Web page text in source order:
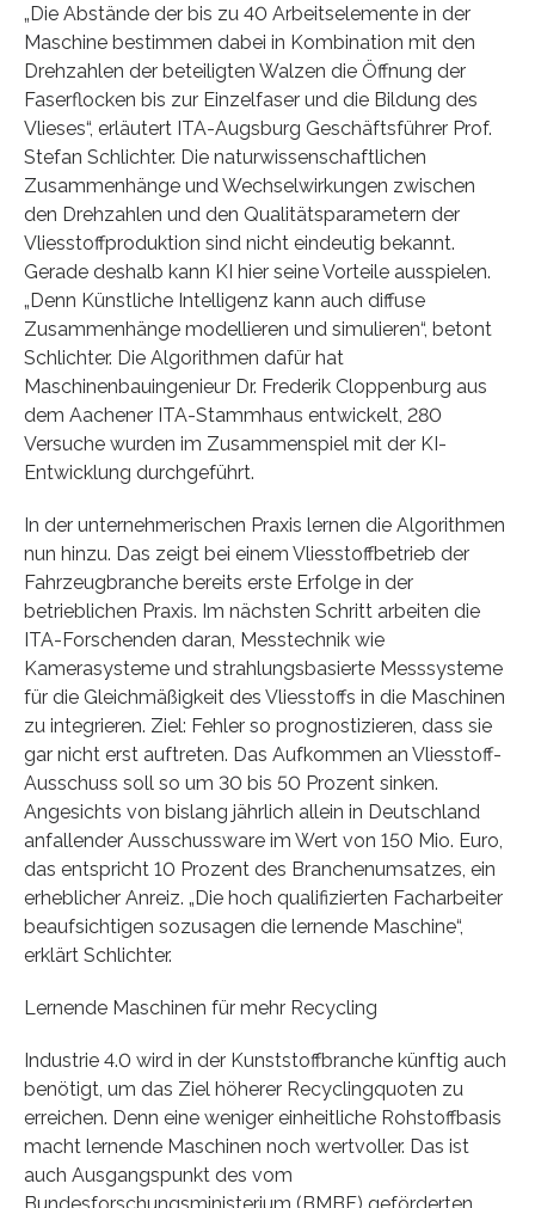
„Die Abstände der bis zu 40 Arbeitselemente in der
Maschine bestimmen dabei in Kombination mit den
Drehzahlen der beteiligten Walzen die Öffnung der
Faserflocken bis zur Einzelfaser und die Bildung des
Vlieses“, erläutert ITA-Augsburg Geschäftsführer Prof.
Stefan Schlichter. Die naturwissenschaftlichen
Zusammenhänge und Wechselwirkungen zwischen
den Drehzahlen und den Qualitätsparametern der
Vliesstoffproduktion sind nicht eindeutig bekannt.
Gerade deshalb kann KI hier seine Vorteile ausspielen.
„Denn Künstliche Intelligenz kann auch diffuse
Zusammenhänge modellieren und simulieren“, betont
Schlichter. Die Algorithmen dafür hat
Maschinenbauingenieur Dr. Frederik Cloppenburg aus
dem Aachener ITA-Stammhaus entwickelt, 280
Versuche wurden im Zusammenspiel mit der KI-
Entwicklung durchgeführt.
In der unternehmerischen Praxis lernen die Algorithmen
nun hinzu. Das zeigt bei einem Vliesstoffbetrieb der
Fahrzeugbranche bereits erste Erfolge in der
betrieblichen Praxis. Im nächsten Schritt arbeiten die
ITA-Forschenden daran, Messtechnik wie
Kamerasysteme und strahlungsbasierte Messsysteme
für die Gleichmäßigkeit des Vliesstoffs in die Maschinen
zu integrieren. Ziel: Fehler so prognostizieren, dass sie
gar nicht erst auftreten. Das Aufkommen an Vliesstoff-
Ausschuss soll so um 30 bis 50 Prozent sinken.
Angesichts von bislang jährlich allein in Deutschland
anfallender Ausschussware im Wert von 150 Mio. Euro,
das entspricht 10 Prozent des Branchenumsatzes, ein
erheblicher Anreiz. „Die hoch qualifizierten Facharbeiter
beaufsichtigen sozusagen die lernende Maschine“,
erklärt Schlichter.
Lernende Maschinen für mehr Recycling
Industrie 4.0 wird in der Kunststoffbranche künftig auch
benötigt, um das Ziel höherer Recyclingquoten zu
erreichen. Denn eine weniger einheitliche Rohstoffbasis
macht lernende Maschinen noch wertvoller. Das ist
auch Ausgangspunkt des vom
Bundesforschungsministerium (BMBF) geförderten